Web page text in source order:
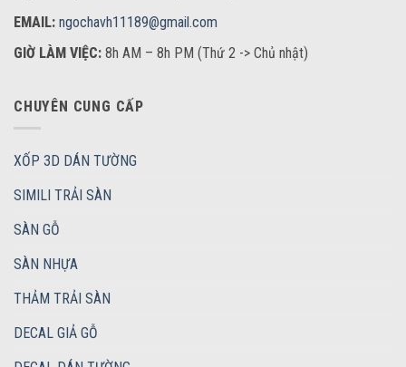
EMAIL: ngochavh11189@gmail.com
GIỜ LÀM VIỆC: 8h AM – 8h PM (Thứ 2 -> Chủ nhật)
CHUYÊN CUNG CẤP
XỐP 3D DÁN TƯỜNG
SIMILI TRẢI SÀN
SÀN GỖ
SÀN NHỰA
THẢM TRẢI SÀN
DECAL GIẢ GỖ